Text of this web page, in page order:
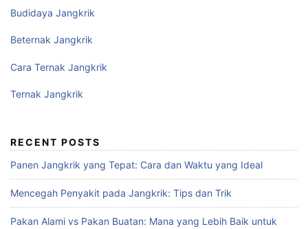
Budidaya Jangkrik
Beternak Jangkrik
Cara Ternak Jangkrik
Ternak Jangkrik
RECENT POSTS
Panen Jangkrik yang Tepat: Cara dan Waktu yang Ideal
Mencegah Penyakit pada Jangkrik: Tips dan Trik
Pakan Alami vs Pakan Buatan: Mana yang Lebih Baik untuk